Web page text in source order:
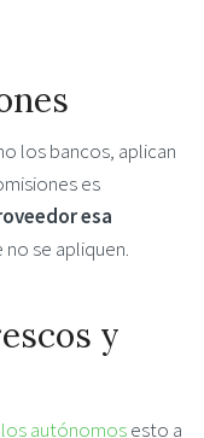
los bancos, aplican
es
esa
no se apliquen.
y
autónomosesto a